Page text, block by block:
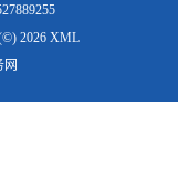
2026 XML
网